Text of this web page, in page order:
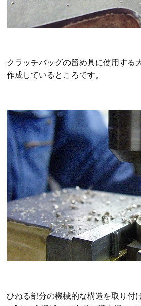
クラッチバッグの留め具に使用する
作成しているところです。
ひねる部分の機械的な構造を取り付